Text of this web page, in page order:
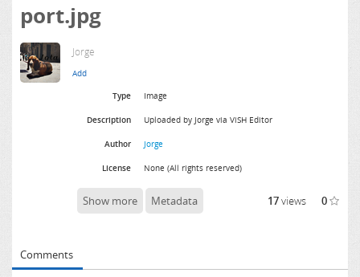
port.jpg
Jorge
Type Image
Description Uploaded by Jorge via ViSH Editor
Author Jorge
License None (All rights reserved)
Show more Metadata 17views 0
Comments